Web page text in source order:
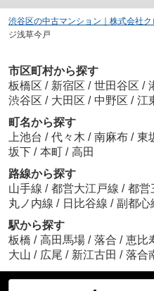
渋谷区の中古マンション｜株式会社ク
ジ浅草今戸
市区町村から探す
板橋区 / 新宿区 / 世田谷区 /
渋谷区 / 大田区 / 中野区 / 江
町名から探す
上池台 / 代々木 / 南麻布 / 東
坂下 / 本町 / 高田
路線から探す
山手線 / 都営大江戸線 / 都営
丸ノ内線 / 日比谷線 / 副都心
駅から探す
板橋 / 高田馬場 / 落合 / 恵比
大山 / 広尾 / 新江古田 / 落合